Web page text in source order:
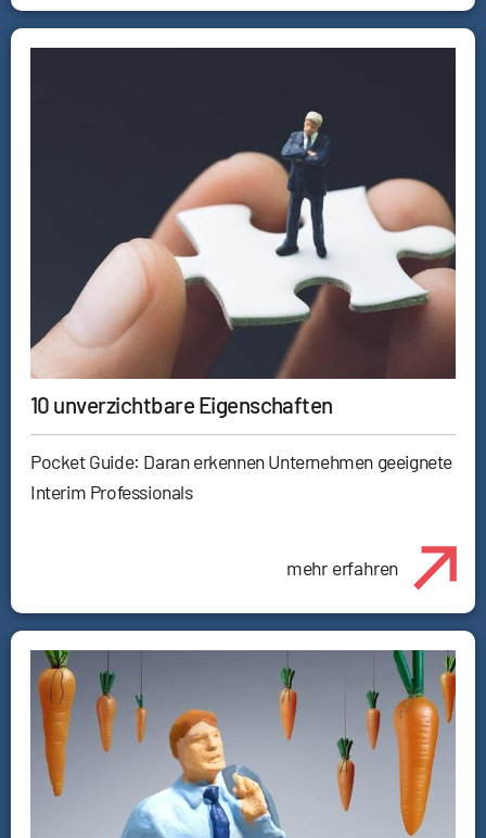
10 unverzichtbare Eigenschaften
Pocket Guide: Daran erkennen Unternehmen geeignete
Interim Professionals
mehr erfahren